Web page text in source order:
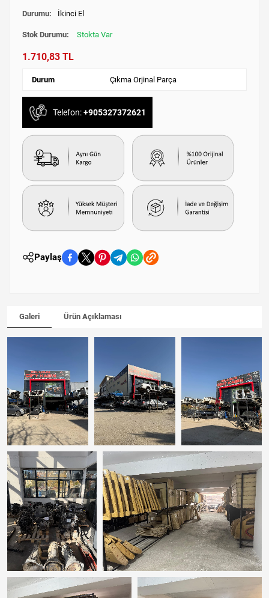
Durumu: İkinci El
Stok Durumu: Stokta Var
1.710,83 TL
Durum Çıkma Orjinal Parça
Telefon:+905327372621
Paylaş
Galeri Ürün Açıklaması